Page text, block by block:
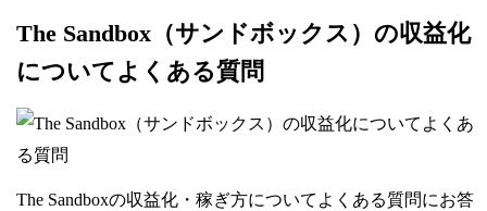
The Sandbox（サンドボックス）の収益化
についてよくある質問
The Sandboxの収益化・稼ぎ方についてよくある質問にお答